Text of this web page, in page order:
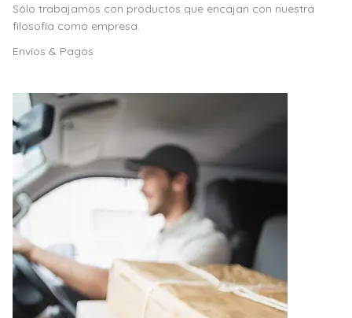
Sólo trabajamos con productos que encajan con nuestra
filosofía como empresa.
Envíos & Pagos